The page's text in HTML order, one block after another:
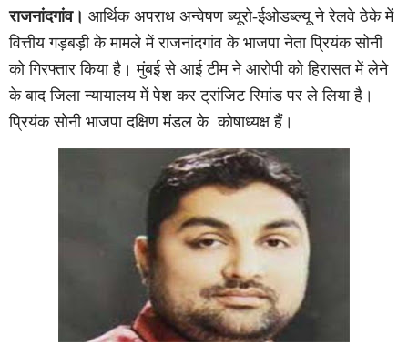
राजनांदगांव। आर्थिक अपराध अन्वेषण ब्यूरो-ईओडब्ल्यू ने रेलवे ठेके में
वित्तीय गड़बड़ी के मामले में राजनांदगांव के भाजपा नेता प्रियंक सोनी
को गिरफ्तार किया है। मुंबई से आई टीम ने आरोपी को हिरासत में लेने
के बाद जिला न्यायालय में पेश कर ट्रांजिट रिमांड पर ले लिया है।
प्रियंक सोनी भाजपा दक्षिण मंडल के कोषाध्यक्ष हैं।